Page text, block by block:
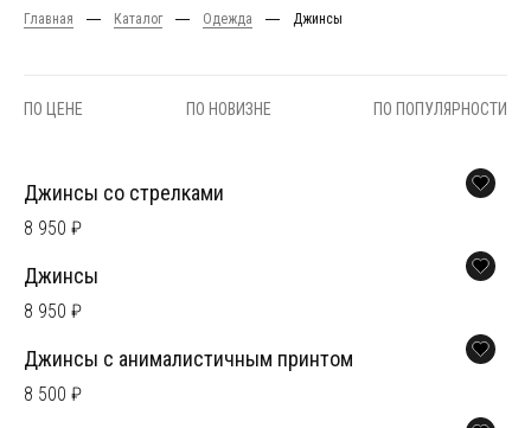
Главная Каталог Одежда Джинсы
ПО ЦЕНЕ ПО НОВИЗНЕ ПО ПОПУЛЯРНОСТИ
Джинсы со стрелками
8 950 ₽
Джинсы
8 950 ₽
Джинсы с анималистичным принтом
8 500 ₽